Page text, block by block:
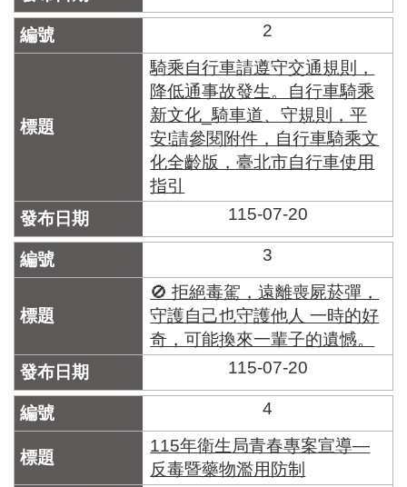
系
統
文
化
臺
北
市
區
界
說
臺
北
市
鄰
長
名
2
騎乘自行車請遵守交通規則，
降低通事故發生。自行車騎乘
新文化_騎車道、守規則，平
安!請參閱附件，自行車騎乘文
化全齡版，臺北市自行車使用
指引
115-07-20
3
🚫 拒絕毒駕，遠離喪屍菸彈，
守護自己也守護他人 一時的好
奇，可能換來一輩子的遺憾。
115-07-20
4
115年衛生局青春專案宣導—
反毒暨藥物濫用防制